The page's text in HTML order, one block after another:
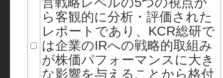
ら客観的に分析・評価された
レポートであり、KCR総研で
は企業のIRへの戦略的取組み
が株価パフォーマンスに大き
な影響を与えることから格付